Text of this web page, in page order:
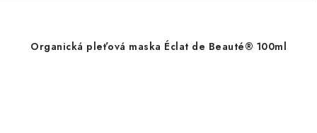
Organická pleťová maska ​​Éclat de Beauté® 100ml